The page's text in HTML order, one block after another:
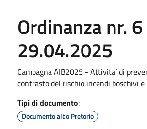
Ordinanza nr.
29.04.2025
Campagna AIB2025 - Attivita’ di
contrasto del rischio incendi boschivi
Tipi di documento:
Documento albo Pretorio